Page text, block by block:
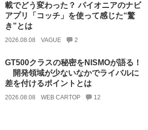
載でどう変わった？ パイオニアのナビ
アプリ「コッチ」を使って感じた“驚
き”とは
2026.08.08 VAGUE 2
GT500クラスの秘密をNISMOが語る！
開発領域が少ないなかでライバルに
差を付けるポイントとは
2026.08.08 WEB CARTOP 12